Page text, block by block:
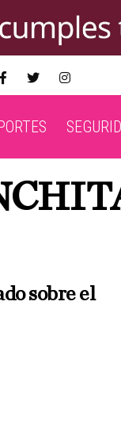
sobre el